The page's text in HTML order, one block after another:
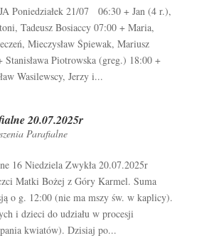
Poniedziałek 21/07 06:30 + Jan (4 r.),
Tadeusz Bosiaccy 07:00 + Maria,
Mieczysław Śpiewak, Mariusz
Stanisława Piotrowska (greg.) 18:00 +
Wasilewscy, Jerzy i...
20.07.2025r
Parafialne
16 Niedziela Zwykła 20.07.2025r
Matki Bożej z Góry Karmel. Suma
o g. 12:00 (nie ma mszy św. w kaplicy).
i dzieci do udziału w procesji
kwiatów). Dzisiaj po...